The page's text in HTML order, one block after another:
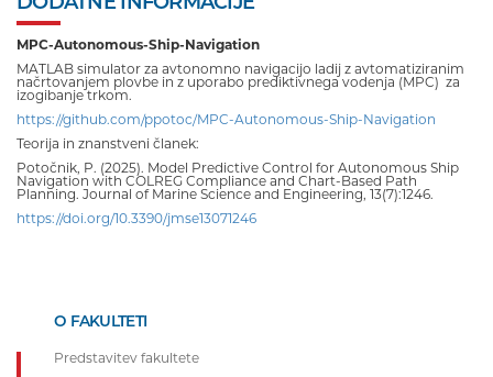
MPC-Autonomous-Ship-Navigation
MATLAB simulator za avtonomno navigacijo ladij z avtomatiziranim
načrtovanjem plovbe in z uporabo prediktivnega vodenja (MPC) za
izogibanje trkom.
https://github.com/ppotoc/MPC-Autonomous-Ship-Navigation
Teorija in znanstveni članek:
Potočnik, P. (2025). Model Predictive Control for Autonomous Ship
Navigation with COLREG Compliance and Chart-Based Path
Planning. Journal of Marine Science and Engineering, 13(7):1246.
https://doi.org/10.3390/jmse13071246
O FAKULTETI
Predstavitev fakultete